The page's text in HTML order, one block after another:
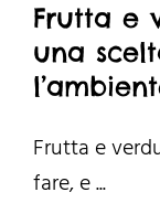
Frutta e
una
Frutta e
fare, e ...